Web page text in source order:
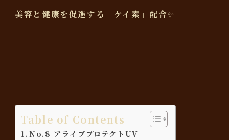
美容と健康を促進する「ケイ素」配合✨
Table of Contents
No.8 アライブプロテクトUV